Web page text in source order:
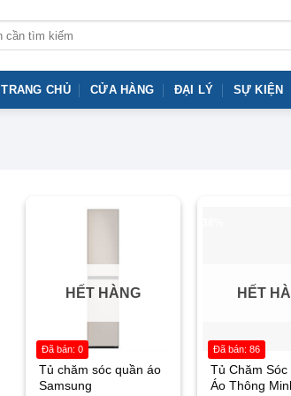
TRANG CHỦ CỬA HÀNG ĐẠI LÝ SỰ KIỆN
HẾT HÀNG
Tủ chăm sóc quần áo
Samsung
Đã bán: 0
HẾT
Tủ Chăm Sóc
Áo Thông
Đã bán: 86